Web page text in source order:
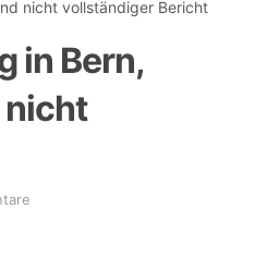
nicht vollständiger Bericht
in Bern,
nicht